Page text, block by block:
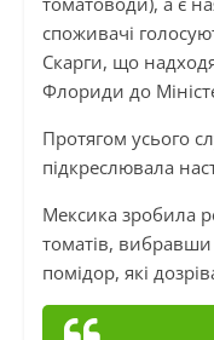
споживачі
Скарги, що
Флориди до
Протягом усього
підкреслювала
Мексика зробила
томатів,
помідор, які